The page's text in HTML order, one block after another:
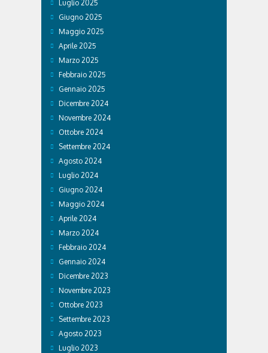
Luglio 2025
Giugno 2025
Maggio 2025
Aprile 2025
Marzo 2025
Febbraio 2025
Gennaio 2025
Dicembre 2024
Novembre 2024
Ottobre 2024
Settembre 2024
Agosto 2024
Luglio 2024
Giugno 2024
Maggio 2024
Aprile 2024
Marzo 2024
Febbraio 2024
Gennaio 2024
Dicembre 2023
Novembre 2023
Ottobre 2023
Settembre 2023
Agosto 2023
Luglio 2023